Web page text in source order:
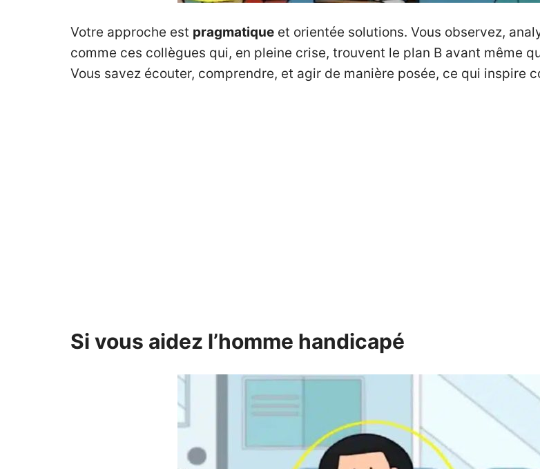
Votre approche est pragmatique et orientée solutions. Vous observez,
comme ces collègues qui, en pleine crise, trouvent le plan B avant même
Vous savez écouter, comprendre, et agir de manière posée, ce qui inspire
Si vous aidez l’homme handicapé